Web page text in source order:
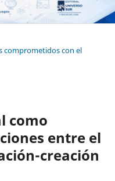
comprometidos con el
como
entre el
creación